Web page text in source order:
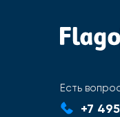
Есть
+7